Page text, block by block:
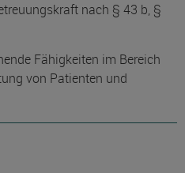
nach § 43 b, §
Fähigkeiten im Bereich
von Patienten und